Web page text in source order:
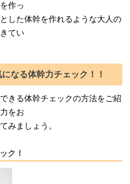
作っ
した体幹を作れるような大人の
てい
なる体幹力チェック！！
きる体幹チェックの方法をご紹
をお
みましょう。
ク！